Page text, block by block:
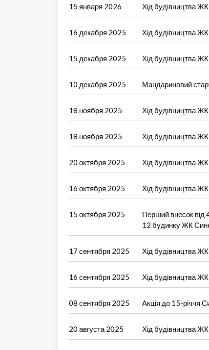
15 января 2026 Хід будівництва ЖК
16 декабря 2025 Хід будівництва ЖК
15 декабря 2025 Хід будівництва ЖК
10 декабря 2025 Мандариновий
18 ноября 2025 Хід будівництва ЖК
18 ноября 2025 Хід будівництва ЖК
20 октября 2025 Хід будівництва ЖК
16 октября 2025 Хід будівництва ЖК
15 октября 2025
Перший внесок від
12 будинку ЖК
17 сентября 2025 Хід будівництва ЖК
16 сентября 2025 Хід будівництва ЖК
08 сентября 2025 Акція до 15-річчя
20 августа 2025 Хід будівництва ЖК